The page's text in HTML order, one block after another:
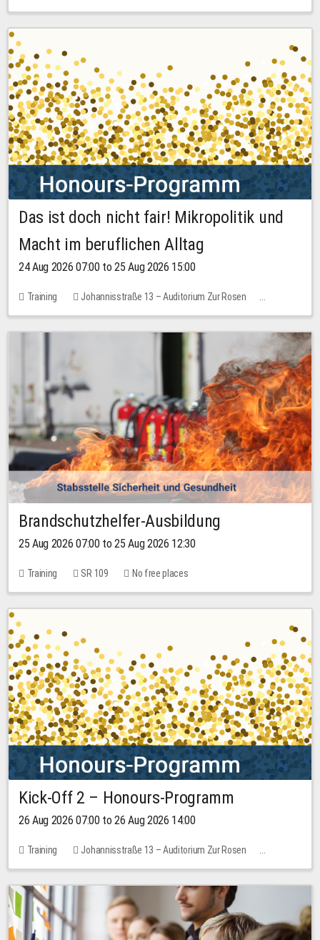
1 place
30.00 EUR
Das ist doch nicht fair! Mikropolitik und
Macht im beruflichen Alltag
24 Aug 2026 07:00 to 25 Aug 2026 15:00
Training
Johannisstraße 13 – Auditorium Zur Rosen
No free places
Brandschutzhelfer-Ausbildung
25 Aug 2026 07:00 to 25 Aug 2026 12:30
Training SR 109 No free places
Kick-Off 2 – Honours-Programm
26 Aug 2026 07:00 to 26 Aug 2026 14:00
Training
Johannisstraße 13 – Auditorium Zur Rosen
No free places